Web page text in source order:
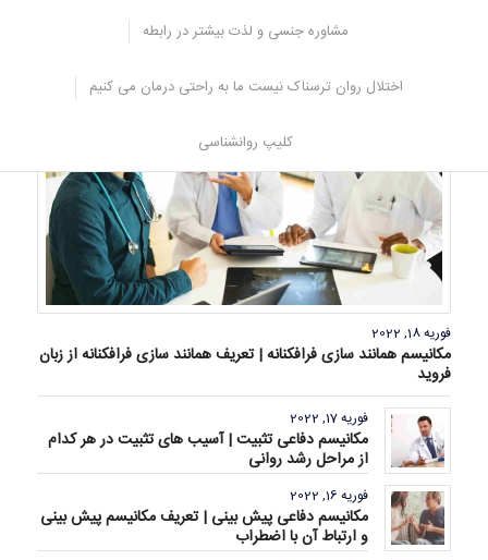
مشاوره جنسی و لذت بیشتر در رابطه
اختلال روان ترسناک نیست ما به راحتی درمان می کنیم
کلیپ روانشناسی
را درمان کنید و بتوانید با استرس مختلف سازگاری بیشتری داشت باشید.
فوریه 18, 2022
مکانیسم همانند سازی فرافکنانه | تعریف همانند سازی فرافکنانه از زبان
فروید
فوریه 17, 2022
مکانیسم دفاعی تثبیت | آسیب های تثبیت در هر کدام
از مراحل رشد روانی
فوریه 16, 2022
مکانیسم دفاعی پیش بینی | تعریف مکانیسم پیش بینی
و ارتباط آن با اضطراب